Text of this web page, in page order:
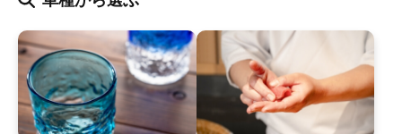
レンタカー 体験 募集
日本全国 レンタカー
車中泊 ドライブ旅
北海道 ドライブ